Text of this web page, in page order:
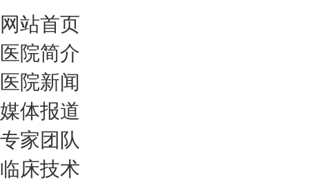
网站首页
医院简介
医院新闻
媒体报道
专家团队
临床技术